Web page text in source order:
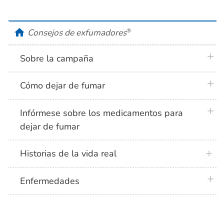
homeConsejos de exfumadores®
Sobre la campaña
Cómo dejar de fumar
Infórmese sobre los medicamentos para
dejar de fumar
Historias de la vida real
Enfermedades